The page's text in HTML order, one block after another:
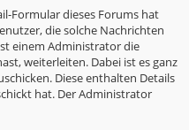
Formular dieses Forums hat
die solche Nachrichten
einem Administrator die
weiterleiten. Dabei ist es ganz
Diese enthalten Details
hat. Der Administrator